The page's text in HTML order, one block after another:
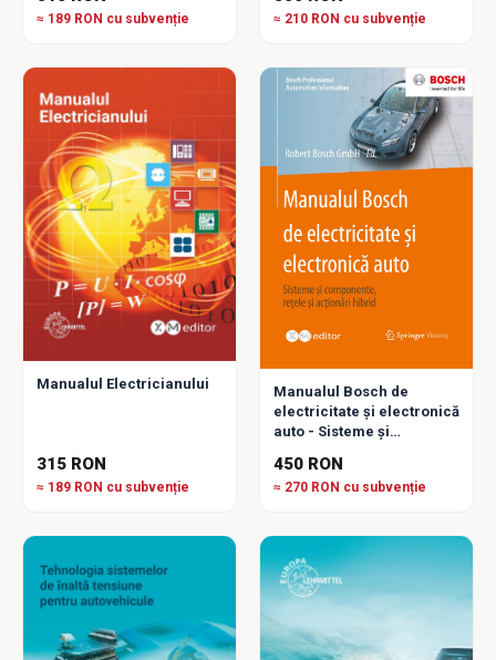
≈ 189 RON cu subvenție ≈ 210 RON cu subvenție
Manualul Electricianului
315 RON
≈ 189 RON cu subvenție
Manualul Bosch de
electricitate și electronică
auto - Sisteme și
Acționări hibrid
450 RON
≈ 270 RON cu subvenție